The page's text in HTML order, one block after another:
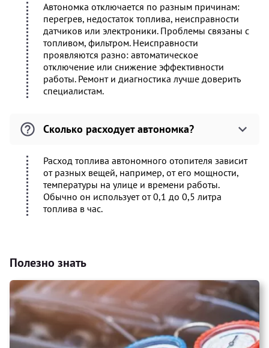
Автономка отключается по разным причинам:
перегрев, недостаток топлива, неисправности
датчиков или электроники. Проблемы связаны с
топливом, фильтром. Неисправности
проявляются разно: автоматическое
отключение или снижение эффективности
работы. Ремонт и диагностика лучше доверить
специалистам.
Сколько расходует автономка?
Расход топлива автономного отопителя зависит
от разных вещей, например, от его мощности,
температуры на улице и времени работы.
Обычно он использует от 0,1 до 0,5 литра
топлива в час.
Полезно знать